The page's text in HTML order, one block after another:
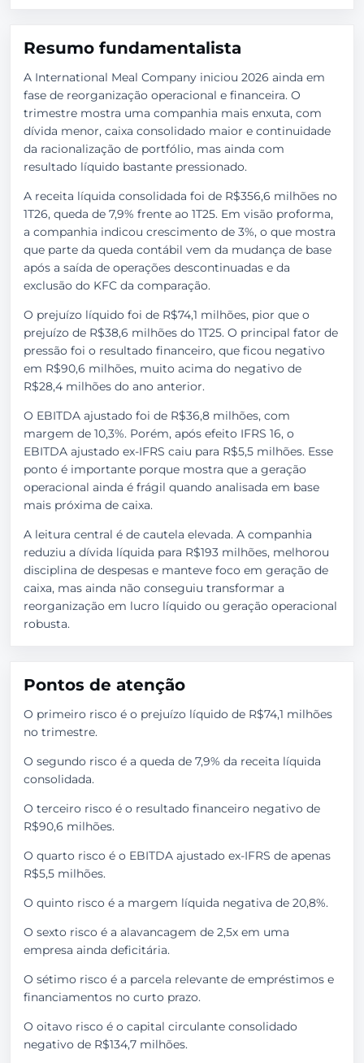
Resumo fundamentalista
A International Meal Company iniciou 2026 ainda em
fase de reorganização operacional e financeira. O
trimestre mostra uma companhia mais enxuta, com
dívida menor, caixa consolidado maior e continuidade
da racionalização de portfólio, mas ainda com
resultado líquido bastante pressionado.
A receita líquida consolidada foi de R$356,6 milhões no
1T26, queda de 7,9% frente ao 1T25. Em visão proforma,
a companhia indicou crescimento de 3%, o que mostra
que parte da queda contábil vem da mudança de base
após a saída de operações descontinuadas e da
exclusão do KFC da comparação.
O prejuízo líquido foi de R$74,1 milhões, pior que o
prejuízo de R$38,6 milhões do 1T25. O principal fator de
pressão foi o resultado financeiro, que ficou negativo
em R$90,6 milhões, muito acima do negativo de
R$28,4 milhões do ano anterior.
O EBITDA ajustado foi de R$36,8 milhões, com
margem de 10,3%. Porém, após efeito IFRS 16, o
EBITDA ajustado ex-IFRS caiu para R$5,5 milhões. Esse
ponto é importante porque mostra que a geração
operacional ainda é frágil quando analisada em base
mais próxima de caixa.
A leitura central é de cautela elevada. A companhia
reduziu a dívida líquida para R$193 milhões, melhorou
disciplina de despesas e manteve foco em geração de
caixa, mas ainda não conseguiu transformar a
reorganização em lucro líquido ou geração operacional
robusta.
Pontos de atenção
O primeiro risco é o prejuízo líquido de R$74,1 milhões
no trimestre.
O segundo risco é a queda de 7,9% da receita líquida
consolidada.
O terceiro risco é o resultado financeiro negativo de
R$90,6 milhões.
O quarto risco é o EBITDA ajustado ex-IFRS de apenas
R$5,5 milhões.
O quinto risco é a margem líquida negativa de 20,8%.
O sexto risco é a alavancagem de 2,5x em uma
empresa ainda deficitária.
O sétimo risco é a parcela relevante de empréstimos e
financiamentos no curto prazo.
O oitavo risco é o capital circulante consolidado
negativo de R$134,7 milhões.